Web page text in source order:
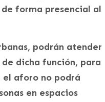
forma presencial al
podrán atender
dicha función, para
aforo no podrá
en espacios